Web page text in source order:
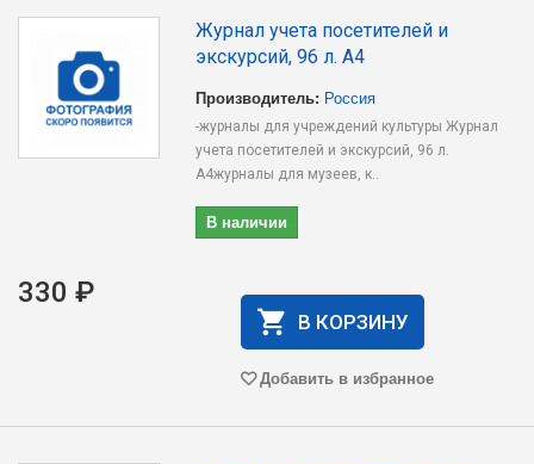
Журнал учета посетителей и
экскурсий, 96 л. А4
Производитель: Россия
-журналы для учреждений культуры Журнал
учета посетителей и экскурсий, 96 л.
А4журналы для музеев, к..
В наличии
330 ₽
В КОРЗИНУ
Добавить в избранное